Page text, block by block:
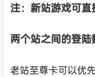
注：新站游戏可直
两个站之间的登陆
老站至尊卡可以优